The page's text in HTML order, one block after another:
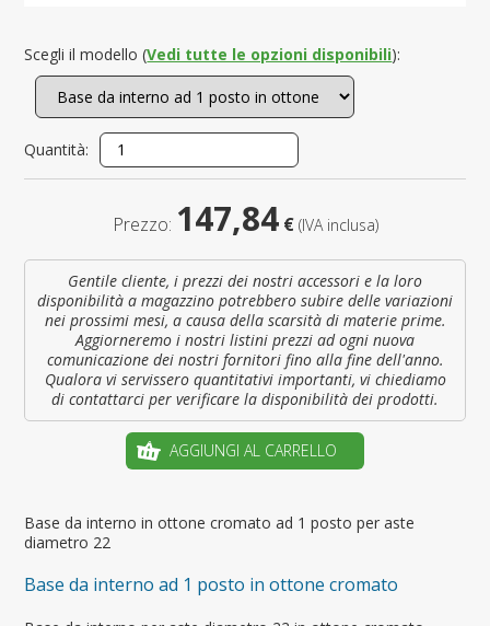
Base da interno in ottone cromato ad 1 posto per aste
diametro 22
Base da interno ad 1 posto in ottone cromato
Scegli il modello (Vedi tutte le opzioni disponibili):
Quantità:
Prezzo: 147,84€ (IVA inclusa)
Gentile cliente, i prezzi dei nostri accessori e la loro
disponibilità a magazzino potrebbero subire delle variazioni
nei prossimi mesi, a causa della scarsità di materie prime.
Aggiorneremo i nostri listini prezzi ad ogni nuova
comunicazione dei nostri fornitori fino alla fine dell'anno.
Qualora vi servissero quantitativi importanti, vi chiediamo
di contattarci per verificare la disponibilità dei prodotti.
AGGIUNGI AL CARRELLO